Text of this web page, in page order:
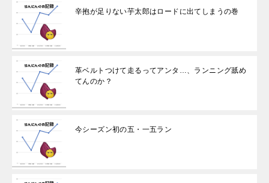
辛抱が足りない芋太郎はロードに出てしまうの巻
革ベルトつけて走るってアンタ…、ランニング舐め
てんのか？
今シーズン初の五・一五ラン